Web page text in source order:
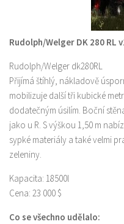
Rudolph/Welger DK 280 RL
Rudolph/Welger dk280RL
Přijímá štíhlý, nákladově
mobilizuje další tři kubické
dodatečným úsilím. Boční
jako u R. S výškou 1,50 m
sypké materiály a také velmi
zeleniny.
Kapacita: 18500l
Cena: 23 000 $
Co se všechno udělalo: